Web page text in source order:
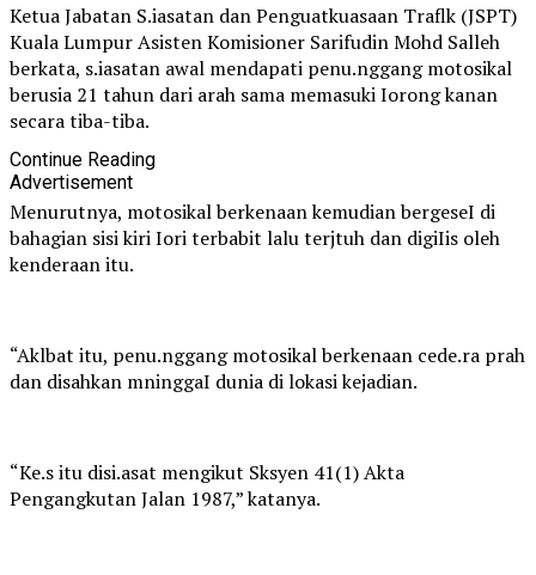
Ketua Jabatan S.iasatan dan Penguatkuasaan Traflk (JSPT)
Kuala Lumpur Asisten Komisioner Sarifudin Mohd Salleh
berkata, s.iasatan awal mendapati penu.nggang motosikal
berusia 21 tahun dari arah sama memasuki Iorong kanan
secara tiba-tiba.
Menurutnya, motosikal berkenaan kemudian bergeseI di
bahagian sisi kiri Iori terbabit lalu terjtuh dan digiIis oleh
kenderaan itu.
“Aklbat itu, penu.nggang motosikal berkenaan cede.ra prah
dan disahkan mninggaI dunia di lokasi kejadian.
“Ke.s itu disi.asat mengikut Sksyen 41(1) Akta
Pengangkutan Jalan 1987,” katanya.
Continue Reading
Advertisement